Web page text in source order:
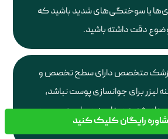
یا سوختگی‌های شدید باشید که
دقت داشته باشید.
پزشک متخصص دارای سطح تخصص و
لیزر برای جوانسازی پوست نباشد،
شدید در ناحیه درمان هم وجود
رایگان کلیک کنید